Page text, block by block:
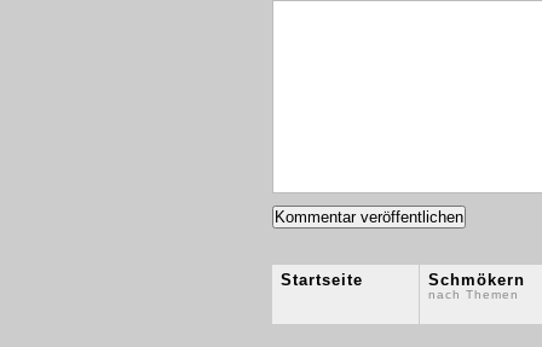
Startseite Schmökern
nach Themen